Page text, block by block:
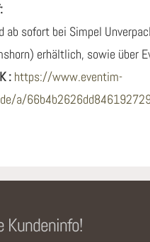
ab sofort bei Simpel
erhältlich, sowie über
: https://www.eventim-
a/
Kundeninfo!